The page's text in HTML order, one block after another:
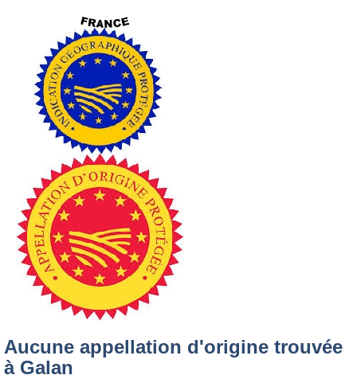
Aucune appellation d'origine trouvée
à Galan